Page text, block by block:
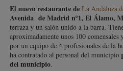
El nuevo restaurante de La Andaluza
Avenida de Madrid nº1, El Álamo,
terraza y un salón unido a la barra.
aproximadamente unos 100 comensales
por un equipo de 4 profesionales de la
ha contratado al personal del municipio
del municipio.